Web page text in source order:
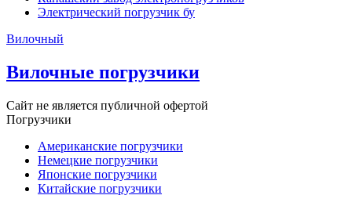
Электрический погрузчик бу
Вилочный
Вилочные погрузчики
Сайт не является публичной офертой
Погрузчики
Американские погрузчики
Немецкие погрузчики
Японские погрузчики
Китайские погрузчики